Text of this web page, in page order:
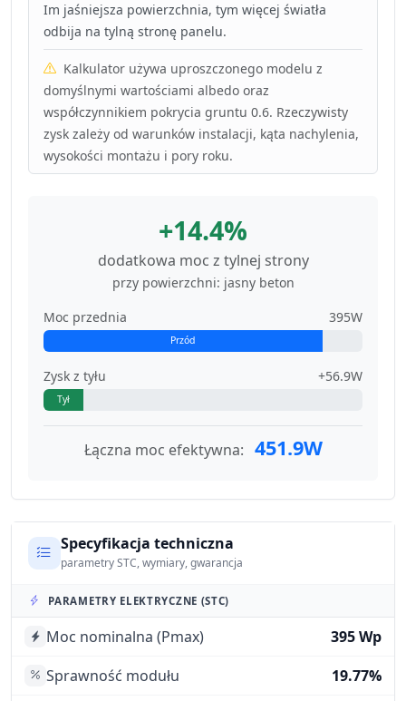
Im jaśniejsza powierzchnia, tym więcej światła
odbija na tylną stronę panelu.
Kalkulator używa uproszczonego modelu z
domyślnymi wartościami albedo oraz
współczynnikiem pokrycia gruntu 0.6. Rzeczywisty
zysk zależy od warunków instalacji, kąta nachylenia,
wysokości montażu i pory roku.
+14.4%
dodatkowa moc z tylnej strony
przy powierzchni: jasny beton
Moc przednia
395W
Przód
Zysk z tyłu +56.9W
Tył
Łączna moc efektywna: 451.9W
Specyfikacja techniczna
parametry STC, wymiary, gwarancja
PARAMETRY ELEKTRYCZNE (STC)
Moc nominalna (Pmax)
395 Wp
Sprawność modułu
19.77%